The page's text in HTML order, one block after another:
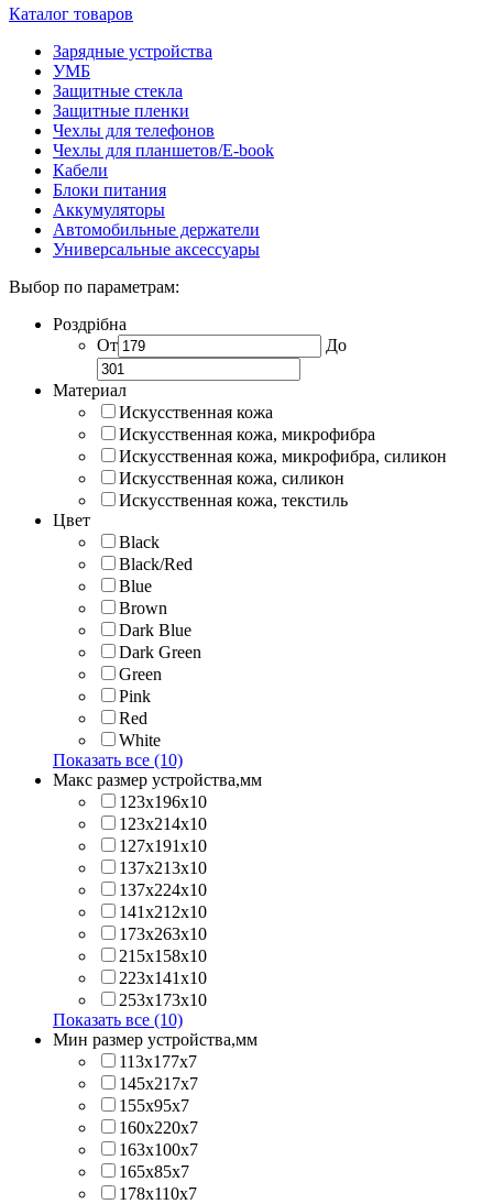
Каталог товаров
Зарядные устройства
УМБ
Защитные стекла
Защитные пленки
Чехлы для телефонов
Чехлы для планшетов/E-book
Кабели
Блоки питания
Аккумуляторы
Автомобильные держатели
Универсальные аксессуары
Выбор по параметрам:
Роздрібна
От
До
Материал
Искусственная кожа
Искусственная кожа, микрофибра
Искусственная кожа, микрофибра, силикон
Искусственная кожа, силикон
Искусственная кожа, текстиль
Цвет
Black
Black/Red
Blue
Brown
Dark Blue
Dark Green
Green
Pink
Red
White
Показать все (10)
Макс размер устройства,мм
123х196х10
123х214x10
127х191х10
137х213х10
137х224x10
141х212х10
173х263x10
215х158x10
223х141x10
253х173x10
Показать все (10)
Мин размер устройства,мм
113x177x7
145x217x7
155x95x7
160x220x7
163x100x7
165x85x7
178x110x7